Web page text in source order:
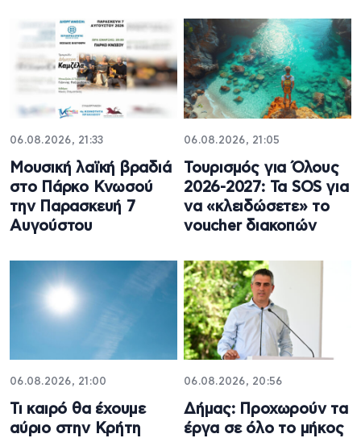
06.08.2026, 21:33
Μουσική λαϊκή βραδιά
στο Πάρκο Κνωσού
την Παρασκευή 7
Αυγούστου
06.08.2026, 21:05
Τουρισμός για Όλους
2026-2027: Τα SOS για
να «κλειδώσετε» το
voucher διακοπών
06.08.2026, 21:00
Τι καιρό θα έχουμε
αύριο στην Κρήτη
06.08.2026, 20:56
Δήμας: Προχωρούν τα
έργα σε όλο το μήκος